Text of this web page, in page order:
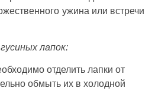
ужина или встречи
лапок:
отделить лапки от
обмыть их в холодной